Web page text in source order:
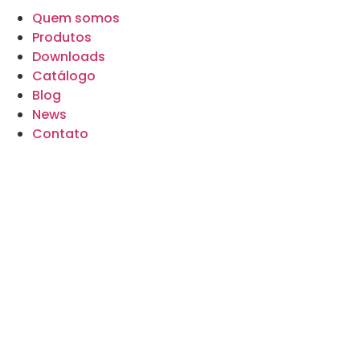
Quem somos
Produtos
Downloads
Catálogo
Blog
News
Contato